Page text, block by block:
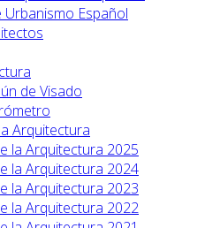
Urbanismo Español
de Visado
Arquitectura
la Arquitectura 2025
la Arquitectura 2024
la Arquitectura 2023
la Arquitectura 2022